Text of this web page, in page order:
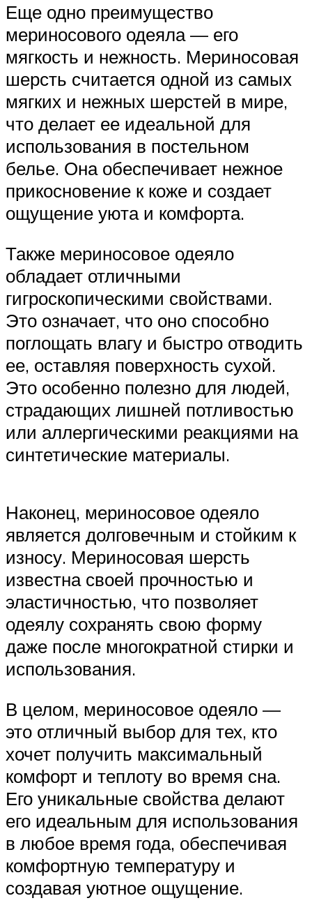
Еще одно преимущество
мериносового одеяла — его
мягкость и нежность. Мериносовая
шерсть считается одной из самых
мягких и нежных шерстей в мире,
что делает ее идеальной для
использования в постельном
белье. Она обеспечивает нежное
прикосновение к коже и создает
ощущение уюта и комфорта.
Также мериносовое одеяло
обладает отличными
гигроскопическими свойствами.
Это означает, что оно способно
поглощать влагу и быстро отводить
ее, оставляя поверхность сухой.
Это особенно полезно для людей,
страдающих лишней потливостью
или аллергическими реакциями на
синтетические материалы.
Наконец, мериносовое одеяло
является долговечным и стойким к
износу. Мериносовая шерсть
известна своей прочностью и
эластичностью, что позволяет
одеялу сохранять свою форму
даже после многократной стирки и
использования.
В целом, мериносовое одеяло —
это отличный выбор для тех, кто
хочет получить максимальный
комфорт и теплоту во время сна.
Его уникальные свойства делают
его идеальным для использования
в любое время года, обеспечивая
комфортную температуру и
создавая уютное ощущение.